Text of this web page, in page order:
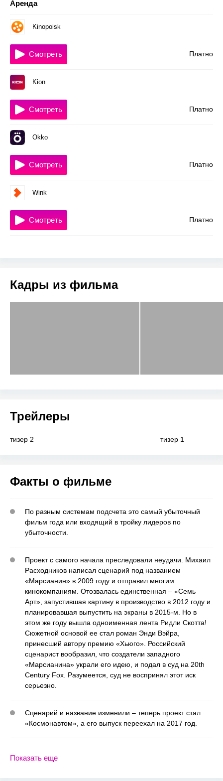
Аренда
Kinopoisk
Платно
Смотреть
Kion
Платно
Смотреть
Okko
Платно
Смотреть
Wink
Платно
Смотреть
Кадры из фильма
Трейлеры
тизер 2 тизер 1
Факты о фильме
По разным системам подсчета это самый убыточный
фильм года или входящий в тройку лидеров по
убыточности.
Проект с самого начала преследовали неудачи. Михаил
Расходников написал сценарий под названием
«Марсианин» в 2009 году и отправил многим
кинокомпаниям. Отозвалась единственная – «Семь
Арт», запустившая картину в производство в 2012 году и
планировавшая выпустить на экраны в 2015-м. Но в
этом же году вышла одноименная лента Ридли Скотта!
Сюжетной основой ее стал роман Энди Вэйра,
принесший автору премию «Хьюго». Российский
сценарист вообразил, что создатели западного
«Марсианина» украли его идею, и подал в суд на 20th
Century Fox. Разумеется, суд не воспринял этот иск
серьезно.
Сценарий и название изменили – теперь проект стал
«Космонавтом», а его выпуск переехал на 2017 год.
Показать еще